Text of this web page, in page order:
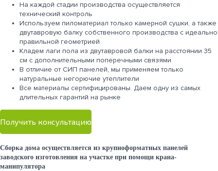
На каждой стадии производства осуществляется
технический контроль
Используем пиломатериал только камерной сушки, а также
двутавровую балку собственного производства с идеально
правильной геометрией
Кладем лаги пола из двутавровой балки на расстоянии 35
см с дополнительными поперечными связями
В отличие от СИП панелей, мы применяем только
натуральные негорючие утеплители
Все материалы сертифицированы. Даем одну из самых
длительных гарантий на рынке
Получить консультацию
Сборка дома осуществляется из крупноформатных панелей
заводского изготовления на участке при помощи крана-
манипулятора